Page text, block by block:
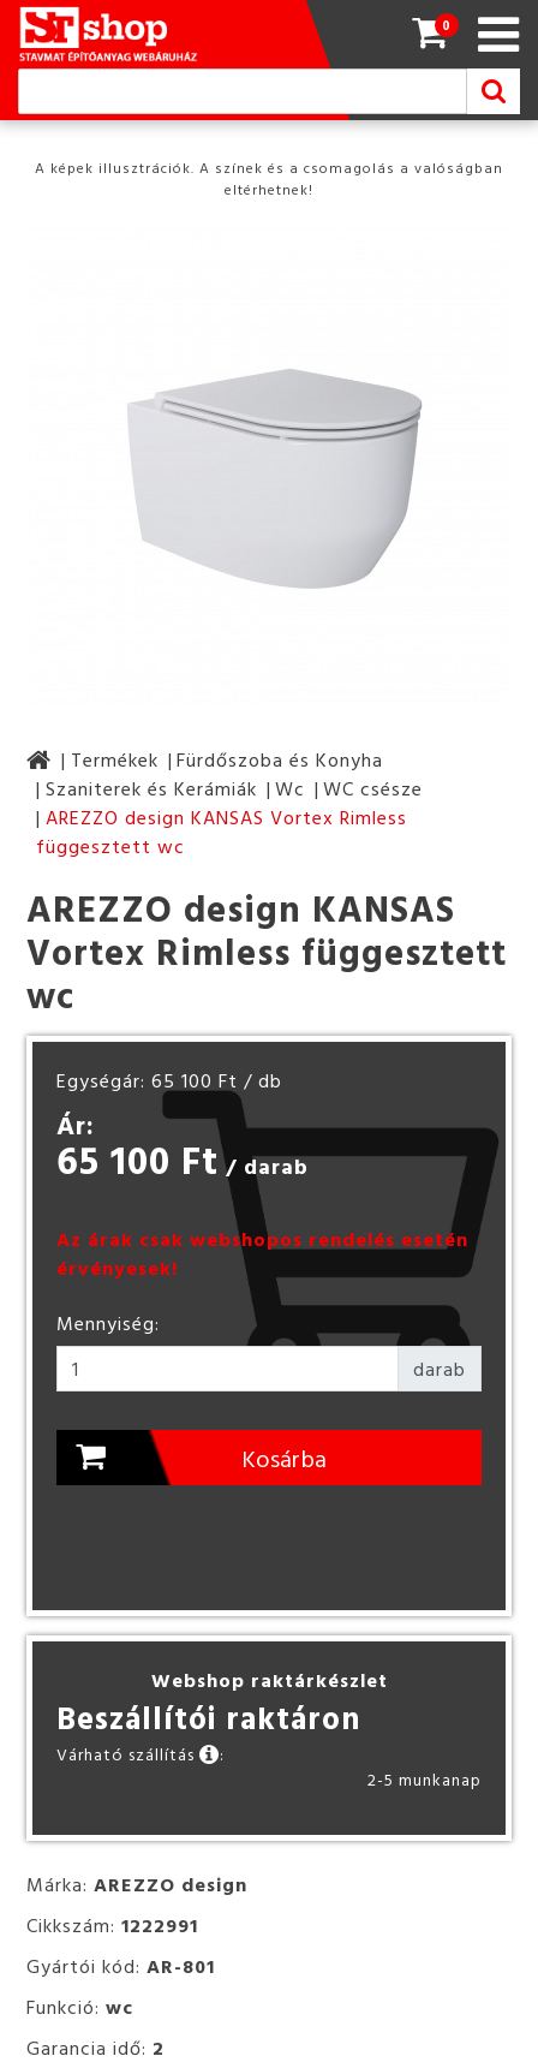
0
A képek illusztrációk. A színek és a csomagolás a valóságban
eltérhetnek!
Termékek
Fürdőszoba és Konyha
Szaniterek és Kerámiák
Wc
WC csésze
AREZZO design KANSAS Vortex Rimless
függesztett wc
Márka:AREZZO design
Cikkszám:1222991
Gyártói kód:AR-801
Funkció:wc
Garancia idő: 2
AREZZO design KANSAS
Vortex Rimless függesztett
wc
Egységár: 65 100 Ft / db
Ár:
65 100 Ft / darab
Az árak csak webshopos rendelés esetén
érvényesek!
Mennyiség:
darab
Kosárba
Webshop raktárkészlet
Beszállítói raktáron
Várható szállítás
:
2-5 munkanap